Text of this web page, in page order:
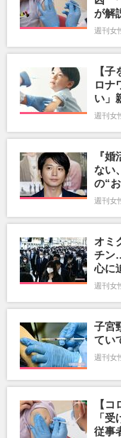
が解
週刊女
【
ロナ
い」
週刊女
『
ない
の“
週刊女
オミ
チン
心に
週刊女
子宮
てい
週刊女
【
「
従事